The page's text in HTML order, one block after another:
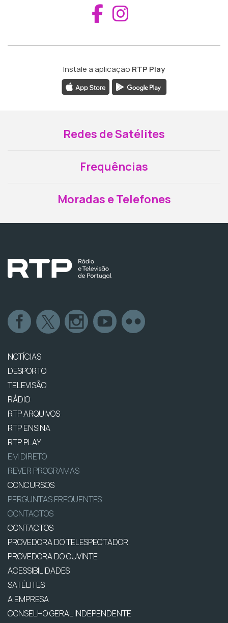
Aceder ao
Instale a aplicação RTP Play
Redes de Satélites
Frequências
Moradas e Telefones
NOTÍCIAS
DESPORTO
TELEVISÃO
RÁDIO
RTP ARQUIVOS
RTP ENSINA
RTP PLAY
EM DIRETO
REVER PROGRAMAS
CONCURSOS
PERGUNTAS FREQUENTES
CONTACTOS
CONTACTOS
PROVEDORA DO TELESPECTADOR
PROVEDORA DO OUVINTE
ACESSIBILIDADES
SATÉLITES
A EMPRESA
CONSELHO GERAL INDEPENDENTE